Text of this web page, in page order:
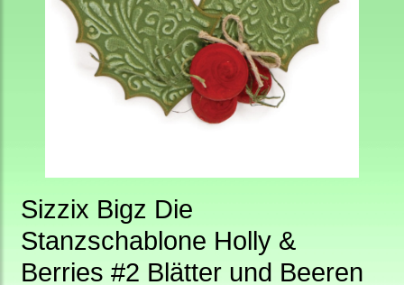
Sizzix Bigz Die
Stanzschablone Holly &
Berries #2 Blätter und Beeren